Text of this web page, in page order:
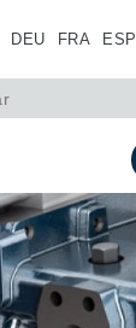
DEU FRA ESP